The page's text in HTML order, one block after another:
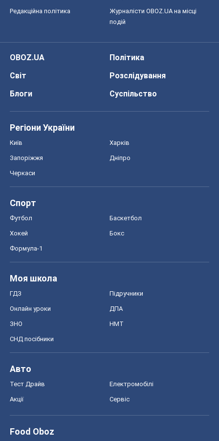
Редакційна політика
Журналісти OBOZ.UA на місці
подій
OBOZ.UA
Політика
Світ
Розслідування
Блоги
Суспільство
Регіони України
Київ Харків
Запоріжжя Дніпро
Черкаси
Спорт
Футбол Баскетбол
Хокей Бокс
Формула-1
Моя школа
ГДЗ Підручники
Онлайн уроки ДПА
ЗНО НМТ
СНД посібники
Авто
Тест Драйв Електромобілі
Акції Сервіс
Food Oboz